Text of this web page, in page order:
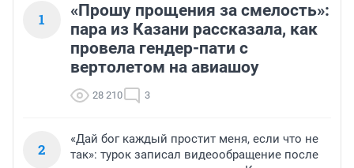
1
«Прошу прощения за смелость»:
пара из Казани рассказала, как
провела гендер-пати с
вертолетом на авиашоу
28 210 3
2
«Дай бог каждый простит меня, если что не
так»: турок записал видеообращение после